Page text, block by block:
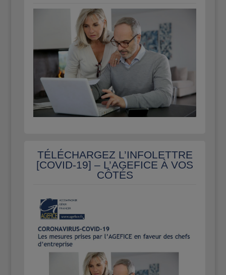
TÉLÉCHARGEZ L’INFOLETTRE
[COVID-19] – L’AGEFICE À VOS
CÔTÉS